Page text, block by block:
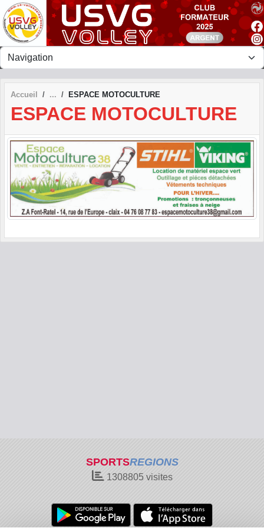
Accueil ESPACE MOTOCULTURE
ESPACE MOTOCULTURE
SPORTSREGIONS
1308805 visites
Panneau de gestion des cookies